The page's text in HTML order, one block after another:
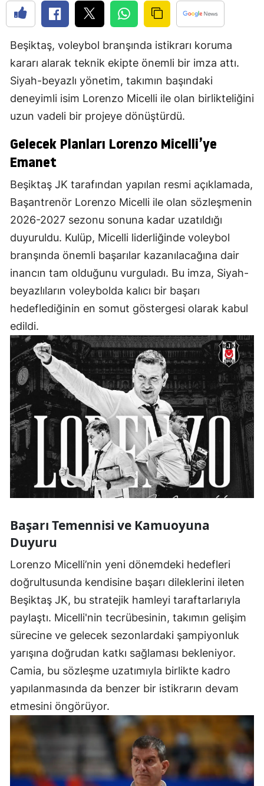
Beşiktaş, voleybol branşında istikrarı koruma
kararı alarak teknik ekipte önemli bir imza attı.
Siyah-beyazlı yönetim, takımın başındaki
deneyimli isim Lorenzo Micelli ile olan birlikteliğini
uzun vadeli bir projeye dönüştürdü.
Gelecek Planları Lorenzo Micelli’ye
Emanet
Beşiktaş JK tarafından yapılan resmi açıklamada,
Başantrenör Lorenzo Micelli ile olan sözleşmenin
2026-2027 sezonu sonuna kadar uzatıldığı
duyuruldu. Kulüp, Micelli liderliğinde voleybol
branşında önemli başarılar kazanılacağına dair
inancın tam olduğunu vurguladı. Bu imza, Siyah-
beyazlıların voleybolda kalıcı bir başarı
hedeflediğinin en somut göstergesi olarak kabul
edildi.
Başarı Temennisi ve Kamuoyuna
Duyuru
Lorenzo Micelli’nin yeni dönemdeki hedefleri
doğrultusunda kendisine başarı dileklerini ileten
Beşiktaş JK, bu stratejik hamleyi taraftarlarıyla
paylaştı. Micelli'nin tecrübesinin, takımın gelişim
sürecine ve gelecek sezonlardaki şampiyonluk
yarışına doğrudan katkı sağlaması bekleniyor.
Camia, bu sözleşme uzatımıyla birlikte kadro
yapılanmasında da benzer bir istikrarın devam
etmesini öngörüyor.